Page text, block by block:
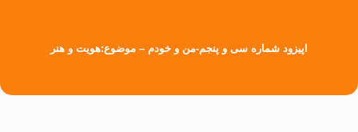
اپیزود شماره سی و پنجم-من و خودم – موضوع:هویت و هنر